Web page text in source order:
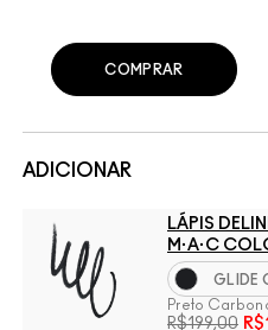
ADICIONAR
LÁPIS
M·A·C
GLIDE
Preto
R$199,00
COMPRAR